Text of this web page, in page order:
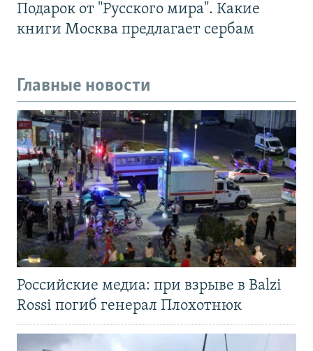
Подарок от "Русского мира". Какие
книги Москва предлагает сербам
Главные новости
Российские медиа: при взрыве в Balzi
Rossi погиб генерал Плохотнюк